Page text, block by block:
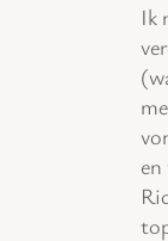
Ik